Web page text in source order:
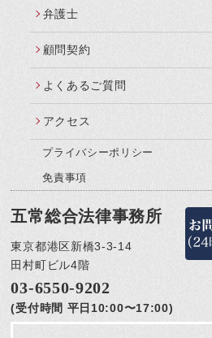
弁護士
顧問契約
よくあるご質問
アクセス
プライバシーポリシー
免責事項
五常総合法律事務所
東京都港区新橋3-3-14
田村町ビル4階
03-6550-9202
(受付時間 平日10:00〜17:00)